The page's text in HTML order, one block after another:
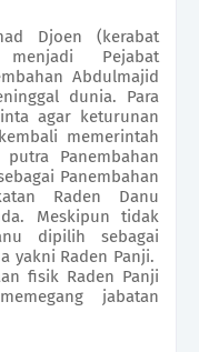
Djoen (kerabat
Pejabat
Abdulmajid
dunia. Para
agar keturunan
memerintah
Panembahan
Panembahan
Raden Danu
Meskipun tidak
dipilih sebagai
yakni Raden Panji.
fisik Raden Panji
jabatan